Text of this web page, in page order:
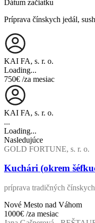
Dátum začiatku
Príprava čínskych jedál,
KAI FA, s. r. o.
Loading...
750€ /za mesiac
KAI FA, s. r. o.
...
Loading...
Nasledujúce
GOLD FORTUNE, s. r. o.
Kuchári (okrem
príprava tradičných
Nové Mesto nad Váhom
1000€ /za mesiac